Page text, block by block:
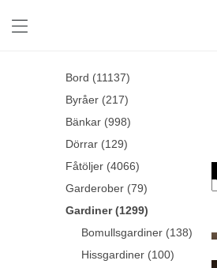
Bord (11137)
Byråer (217)
Bänkar (998)
Dörrar (129)
Fåtöljer (4066)
Garderober (79)
Gardiner (1299)
Bomullsgardiner (138)
Hissgardiner (100)